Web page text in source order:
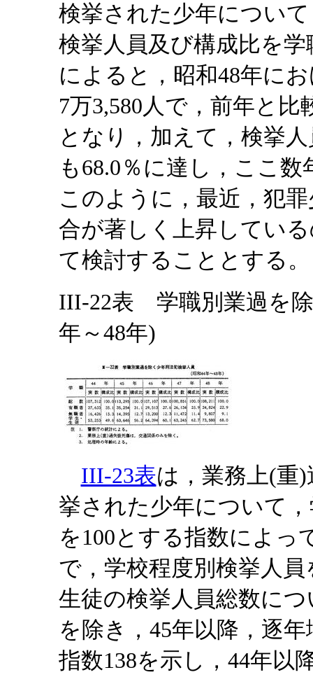
検挙された少年につい
検挙人員及び構成比を
によると，昭和48年に
7万3,580人で，前年と
となり，加えて，検挙
も68.0％に達し，ここ
このように，最近，犯
合が著しく上昇してい
て検討することとする。
III-22表 学職別業過を
年～48年)
III-23表は，業務上(重
挙された少年について
を100とする指数によっ
で，学校程度別検挙人
生徒の検挙人員総数に
を除き，45年以降，逐
指数138を示し，44年以